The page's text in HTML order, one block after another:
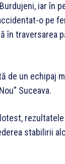
iar în
o pe
în traversarea
de un echipaj
Suceava.
stabilirii